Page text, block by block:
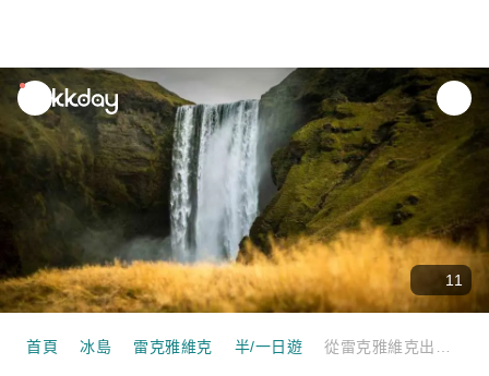
unread
notifications
11
首頁 冰島 雷克雅維克 半/一日遊